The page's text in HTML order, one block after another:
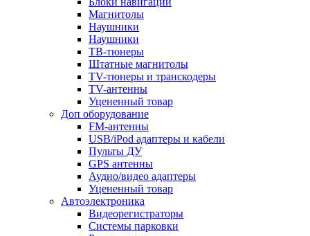
Магнитолы
Наушники
Наушники
ТВ-тюнеры
Штатные магнитолы
TV-тюнеры и транскодеры
TV-антенны
Уцененный товар
Доп оборудование
FM-антенны
USB/iPod адаптеры и кабели
Пульты ДУ
GPS антенны
Аудио/видео адаптеры
Уцененный товар
Автоэлектроника
Видеорегистраторы
Системы парковки